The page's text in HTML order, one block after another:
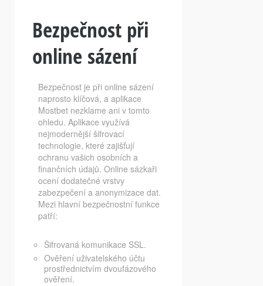
Bezpečnost při
online sázení
Bezpečnost je při online sázení
naprosto klíčová, a aplikace
Mostbet nezklame ani v tomto
ohledu. Aplikace využívá
nejmodernější šifrovací
technologie, které zajišťují
ochranu vašich osobních a
finančních údajů. Online sázkaři
ocení dodatečné vrstvy
zabezpečení a anonymizace dat.
Mezi hlavní bezpečnostní funkce
patří:
Šifrovaná komunikace SSL.
Ověření uživatelského účtu
prostřednictvím dvoufázového
ověření.